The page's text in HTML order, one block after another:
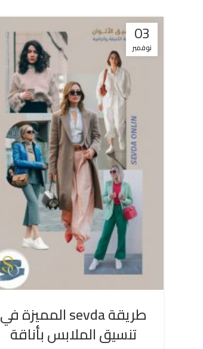
03
نوفمبر
طريقة sevda المميزة في
تنسيق الملابس بأناقة